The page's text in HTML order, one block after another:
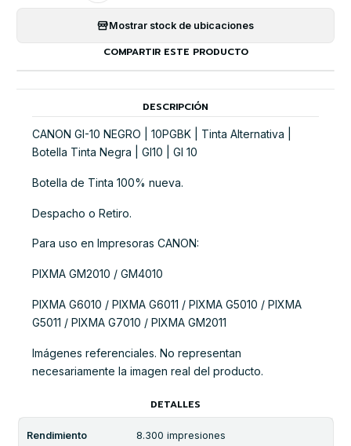
Mostrar stock de ubicaciones
COMPARTIR ESTE PRODUCTO
DESCRIPCIÓN
CANON GI-10 NEGRO | 10PGBK | Tinta Alternativa |
Botella Tinta Negra | GI10 | GI 10
Botella de Tinta 100% nueva.
Despacho o Retiro.
Para uso en Impresoras CANON:
PIXMA GM2010 / GM4010
PIXMA G6010 / PIXMA G6011 / PIXMA G5010 / PIXMA
G5011 / PIXMA G7010 / PIXMA GM2011
Imágenes referenciales. No representan
necesariamente la imagen real del producto.
DETALLES
Rendimiento
8.300 impresiones